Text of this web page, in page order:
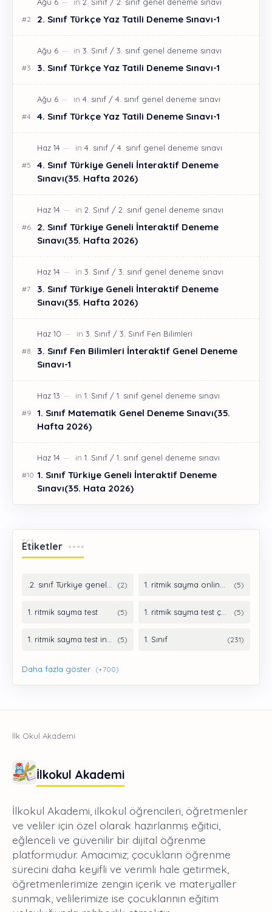
2. Sınıf Türkçe Yaz Tatili Deneme Sınavı-1
3. Sınıf Türkçe Yaz Tatili Deneme Sınavı-1
4. Sınıf Türkçe Yaz Tatili Deneme Sınavı-1
4. Sınıf Türkiye Geneli İnteraktif Deneme
Sınavı(35. Hafta 2026)
2. Sınıf Türkiye Geneli İnteraktif Deneme
Sınavı(35. Hafta 2026)
3. Sınıf Türkiye Geneli İnteraktif Deneme
Sınavı(35. Hafta 2026)
3. Sınıf Fen Bilimleri İnteraktif Genel Deneme
Sınavı-1
1. Sınıf Matematik Genel Deneme Sınavı(35.
Hafta 2026)
1. Sınıf Türkiye Geneli İnteraktif Deneme
Sınavı(35. Hata 2026)
Etiketler
İlkokul Akademi
İlkokul Akademi, ilkokul öğrencileri, öğretmenler
ve veliler için özel olarak hazırlanmış eğitici,
eğlenceli ve güvenilir bir dijital öğrenme
platformudur. Amacımız; çocukların öğrenme
sürecini daha keyifli ve verimli hale getirmek,
öğretmenlerimize zengin içerik ve materyaller
sunmak, velilerimize ise çocuklarının eğitim